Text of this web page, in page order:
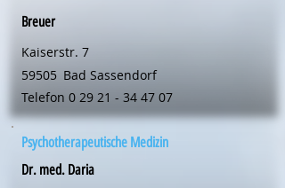
Breuer
Kaiserstr. 7
59505 Bad Sassendorf
Telefon 0 29 21 - 34 47 07
Psychotherapeutische Medizin
Dr. med. Daria